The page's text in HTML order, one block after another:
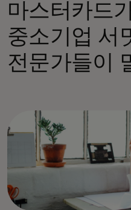
마스터카드
중소기업 서
전문가들이